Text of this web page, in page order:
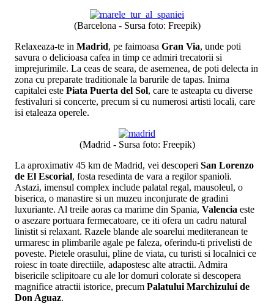
(Barcelona - Sursa foto: Freepik)
Relaxeaza-te in Madrid, pe faimoasa Gran Via, unde poti
savura o delicioasa cafea in timp ce admiri trecatorii si
imprejurimile. La ceas de seara, de asemenea, de poti delecta in
zona cu preparate traditionale la barurile de tapas. Inima
capitalei este Piata Puerta del Sol, care te asteapta cu diverse
festivaluri si concerte, precum si cu numerosi artisti locali, care
isi etaleaza operele.
(Madrid - Sursa foto: Freepik)
La aproximativ 45 km de Madrid, vei descoperi San Lorenzo
de El Escorial, fosta resedinta de vara a regilor spanioli.
Astazi, imensul complex include palatal regal, mausoleul, o
biserica, o manastire si un muzeu inconjurate de gradini
luxuriante. Al treile aoras ca marime din Spania, Valencia este
o asezare portuara fermecatoare, ce iti ofera un cadru natural
linistit si relaxant. Razele blande ale soarelui mediteranean te
urmaresc in plimbarile agale pe faleza, oferindu-ti privelisti de
poveste. Pietele orasului, pline de viata, cu turisti si localnici ce
roiesc in toate directiile, adapostesc alte atractii. Admira
bisericile sclipitoare cu ale lor domuri colorate si descopera
magnifice atractii istorice, precum Palatului Marchizului de
Don Aguaz.